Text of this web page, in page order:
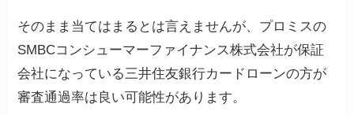
そのまま当てはまるとは言えませんが、プロミスの
SMBCコンシューマーファイナンス株式会社が保証
会社になっている三井住友銀行カードローンの方が
審査通過率は良い可能性があります。